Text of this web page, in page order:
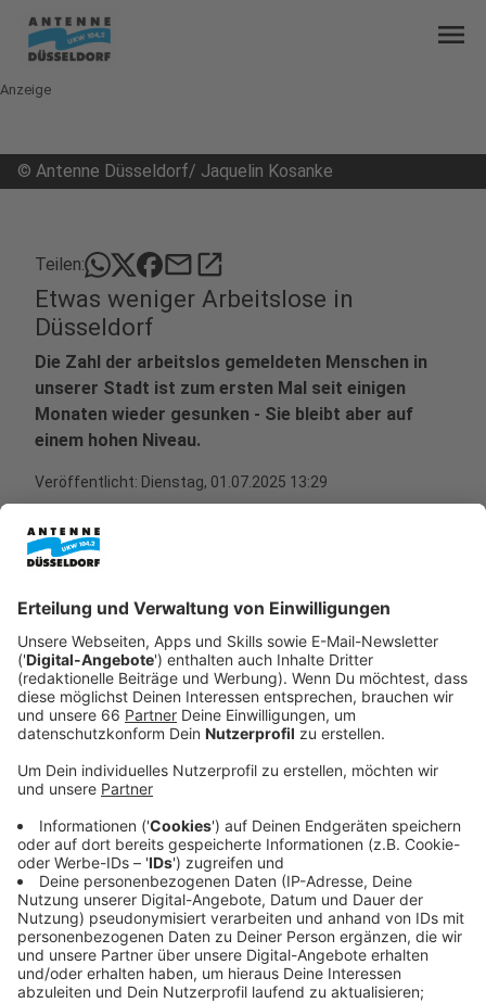
menu
Anzeige
© Antenne Düsseldorf/ Jaquelin Kosanke
Teilen: mailopen_in_new
Etwas weniger Arbeitslose in
Düsseldorf
Die Zahl der arbeitslos gemeldeten Menschen in
unserer Stadt ist zum ersten Mal seit einigen
Monaten wieder gesunken - Sie bleibt aber auf
einem hohen Niveau.
Veröffentlicht: Dienstag, 01.07.2025 13:29
Anzeige
Laut derBundesagentur für Arbeitan der Grafenberger
Allee waren im Juni 28.751 Menschen arbeitslos
gemeldet das sind rund 150 weniger als im Mai.
Anzeige
Anstieg der Zahlen in den Sommerferien
erwartet
Anzeige
Im Vergleich zum Juni des vergangenen Jahres war die
Zahl der Arbeitslosen in diesem Juni aber deutlich
höher (+5,2 Prozent). Die Arbeitsagentur rechnet